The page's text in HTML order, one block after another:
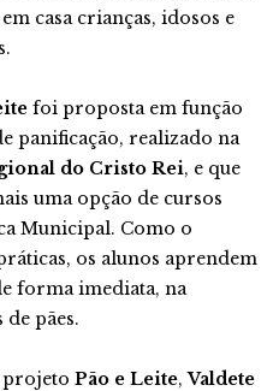
casa crianças, idosos e
foi proposta em função
panificação, realizado na
do Cristo Rei, e que
uma opção de cursos
Municipal. Como o
os alunos aprendem
forma imediata, na
pães.
projeto Pão e Leite,Valdete